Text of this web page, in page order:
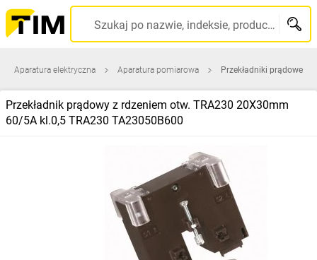
Szukaj po nazwie, indeksie, producencie, kodzie kreskowym...
Aparatura elektryczna Aparatura pomiarowa Przekładniki prądowe
Przekładnik prądowy z rdzeniem otw. TRA230 20X30mm
60/5A kl.0,5 TRA230 TA23050B600